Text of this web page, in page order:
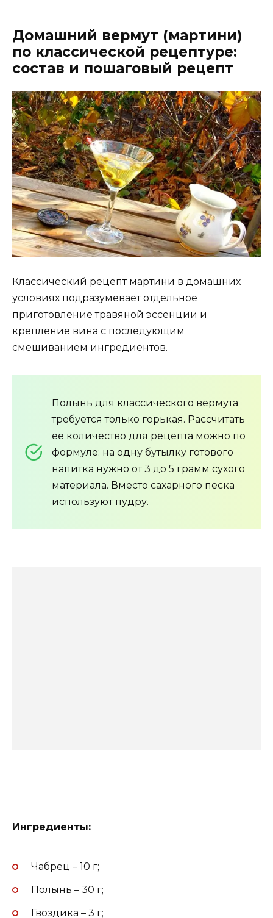
Домашний вермут (мартини)
по классической рецептуре:
состав и пошаговый рецепт
Классический рецепт мартини в домашних
условиях подразумевает отдельное
приготовление травяной эссенции и
крепление вина с последующим
смешиванием ингредиентов.
Полынь для классического вермута
требуется только горькая. Рассчитать
ее количество для рецепта можно по
формуле: на одну бутылку готового
напитка нужно от 3 до 5 грамм сухого
материала. Вместо сахарного песка
используют пудру.
Ингредиенты:
Чабрец – 10 г;
Полынь – 30 г;
Гвоздика – 3 г;